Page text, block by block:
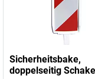
Sicherheitsbake,
doppelseitig Schake